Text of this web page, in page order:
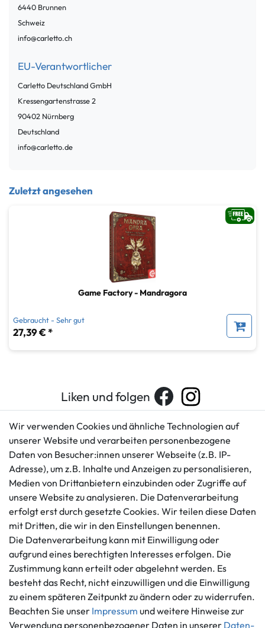
6440 Brunnen
Schweiz
info@carletto.ch
EU-Verantwortlicher
Carletto Deutschland GmbH
Kressengartenstrasse2
90402 Nürnberg
Deutschland
info@carletto.de
Zuletzt angesehen
Game Factory - Mandragora
Gebraucht - Sehr gut
27,39 € *
Liken und folgen
Kundenservice
+49 421 596586
Mo. - Fr. 9 - 16 Uhr
info@gameworld.de
Kontaktformular
Rechtliches
AGB
Impressum
Datenschutzerklärung
Barrierefreiheitserklärung
Widerrufs­recht
Vertrag widerrufen
Informationen
Ankauf
Über uns
Häufig gestellte Fragen
Zahlungsmöglichkeiten
Wir verwenden Cookies und ähnliche Technologien auf
unserer Website und verarbeiten personenbezogene
Daten von Besucher:innen unserer Webseite (z.B. IP-
Adresse), um z.B. Inhalte und Anzeigen zu personalisieren,
Medien von Drittanbietern einzubinden oder Zugriffe auf
unsere Website zu analysieren. Die Datenverarbeitung
erfolgt erst durch gesetzte Cookies. Wir teilen diese Daten
mit Dritten, die wir in den Einstellungen benennen.
Die Datenverarbeitung kann mit Einwilligung oder
aufgrund eines berechtigten Interesses erfolgen. Die
Zustimmung kann erteilt oder abgelehnt werden. Es
besteht das Recht, nicht einzuwilligen und die Einwilligung
zu einem späteren Zeitpunkt zu ändern oder zu widerrufen.
Beachten Sie unser Impressum und weitere Hinweise zur
Verwendung personenbezogener Daten in unserer Daten­